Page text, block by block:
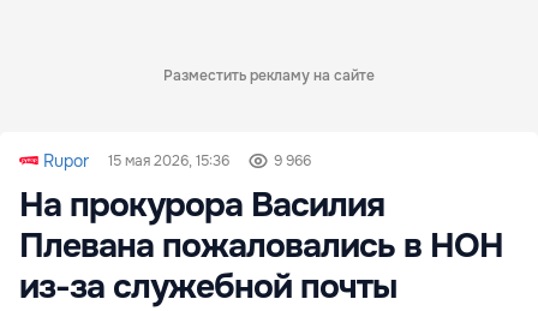
Разместить рекламу на сайте
Rupor 15 мая 2026, 15:36 9 966
На прокурора Василия
Плевана пожаловались в НОН
из-за служебной почты